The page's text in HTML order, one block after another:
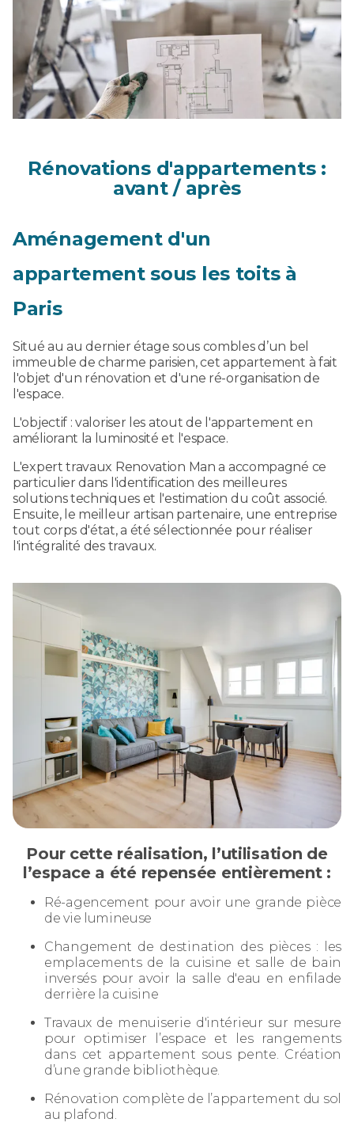
Rénovations d'appartements :
avant / après
Aménagement d'un
appartement sous les toits à
Paris
Situé au au dernier étage sous combles d’un bel
immeuble de charme parisien, cet appartement à fait
l'objet d'un rénovation et d'une ré-organisation de
l'espace.
L'objectif : valoriser les atout de l'appartement en
améliorant la luminosité et l'espace.
L'expert travaux Renovation Man a accompagné ce
particulier dans l'identification des meilleures
solutions techniques et l'estimation du coût associé.
Ensuite, le meilleur artisan partenaire, une entreprise
tout corps d'état, a été sélectionnée pour réaliser
l'intégralité des travaux.
Pour cette réalisation, l’utilisation de
l’espace a été repensée entièrement :
Ré-agencement pour avoir une grande pièce
de vie lumineuse
Changement de destination des pièces : les
emplacements de la cuisine et salle de bain
inversés pour avoir la salle d'eau en enfilade
derrière la cuisine
Travaux de menuiserie d'intérieur sur mesure
pour optimiser l’espace et les rangements
dans cet appartement sous pente. Création
d’une grande bibliothèque.
Rénovation complète de l’appartement du sol
au plafond.